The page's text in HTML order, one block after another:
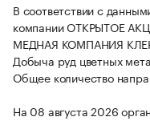
В соответствии с
компании ОТКРЫТОЕ
МЕДНАЯ КОМПАНИЯ
Добыча руд цветных
Общее количество
На 08 августа 2026